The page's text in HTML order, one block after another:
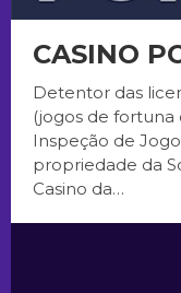
CASINO
Detentor das
(jogos de fortuna
Inspeção de
propriedade da
Casino da…